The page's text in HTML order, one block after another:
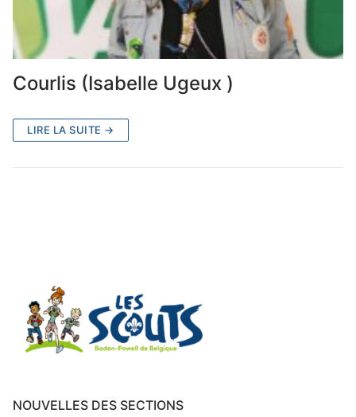
Courlis (Isabelle Ugeux )
LIRE LA SUITE →
NOUVELLES DES SECTIONS